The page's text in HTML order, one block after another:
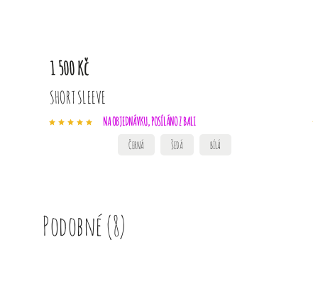
SHORT SLEEVE
NA OBJEDNÁVKU, POSÍLÁNO Z BALI
1 500 Kč
ČERNÁ ŠEDÁ BÍLÁ
Podobné (8)